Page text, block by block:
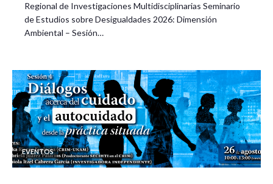
12: 50 horas. Reflexiones generales
13:20 horas. Sesión de preguntas y respuesta
Regional de Investigaciones Multidisciplinarias Seminario
de Estudios sobre Desigualdades 2026: Dimensión
Ambiental – Sesión…
EVENTOS